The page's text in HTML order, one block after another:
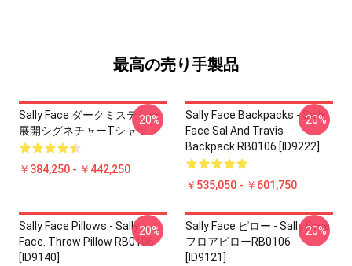
最高の売り手製品
Sally Face ダークミステリー
展開シグネチャーTシャツ
￥384,250 - ￥442,250
-20%
Sally Face Backpacks - Sally
Face Sal And Travis
Backpack RB0106 [ID9222]
￥535,050 - ￥601,750
-20%
Sally Face Pillows - Sally
Face. Throw Pillow RB0106
[ID9140]
-20%
Sally Face ピロー - Sally Face
フロアピローRB0106
[ID9121]
-20%